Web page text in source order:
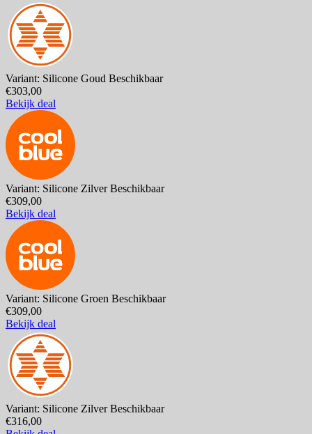
Variant: Silicone Goud Beschikbaar
€303,00
Bekijk deal
Variant: Silicone ZilverBeschikbaar
€309,00
Bekijk deal
Variant: Silicone Groen Beschikbaar
€309,00
Bekijk deal
Variant: Silicone ZilverBeschikbaar
€316,00